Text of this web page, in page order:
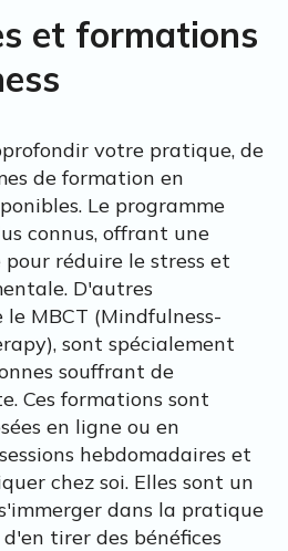
et formations
votre pratique, de
de formation en
Le programme
connus, offrant une
réduire le stress et
D'autres
le MBCT (Mindfulness-
sont spécialement
souffrant de
Ces formations sont
en ligne ou en
hebdomadaires et
chez soi. Elles sont un
dans la pratique
tirer des bénéfices